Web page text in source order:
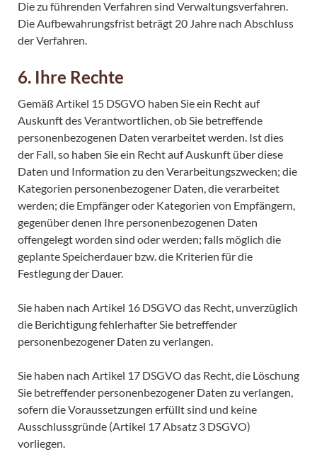
Die zu führenden Verfahren sind Verwaltungsverfahren.
Die Aufbewahrungsfrist beträgt 20 Jahre nach Abschluss
der Verfahren.
6. Ihre Rechte
Gemäß Artikel 15 DSGVO haben Sie ein Recht auf
Auskunft des Verantwortlichen, ob Sie betreffende
personenbezogenen Daten verarbeitet werden. Ist dies
der Fall, so haben Sie ein Recht auf Auskunft über diese
Daten und Information zu den Verarbeitungszwecken; die
Kategorien personenbezogener Daten, die verarbeitet
werden; die Empfänger oder Kategorien von Empfängern,
gegenüber denen Ihre personenbezogenen Daten
offengelegt worden sind oder werden; falls möglich die
geplante Speicherdauer bzw. die Kriterien für die
Festlegung der Dauer.
Sie haben nach Artikel 16 DSGVO das Recht, unverzüglich
die Berichtigung fehlerhafter Sie betreffender
personenbezogener Daten zu verlangen.
Sie haben nach Artikel 17 DSGVO das Recht, die Löschung
Sie betreffender personenbezogener Daten zu verlangen,
sofern die Voraussetzungen erfüllt sind und keine
Ausschlussgründe (Artikel 17 Absatz 3 DSGVO)
vorliegen.